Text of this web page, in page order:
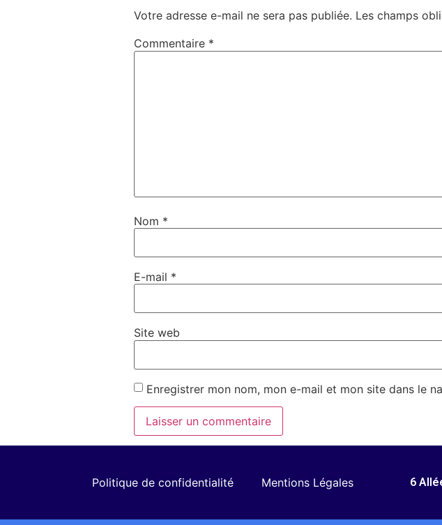
Votre adresse e-mail ne sera pas publiée. Les champs
Commentaire *
Nom *
E-mail *
Site web
Enregistrer mon nom, mon e-mail et mon site dans le
Politique de confidentialité Mentions Légales 6